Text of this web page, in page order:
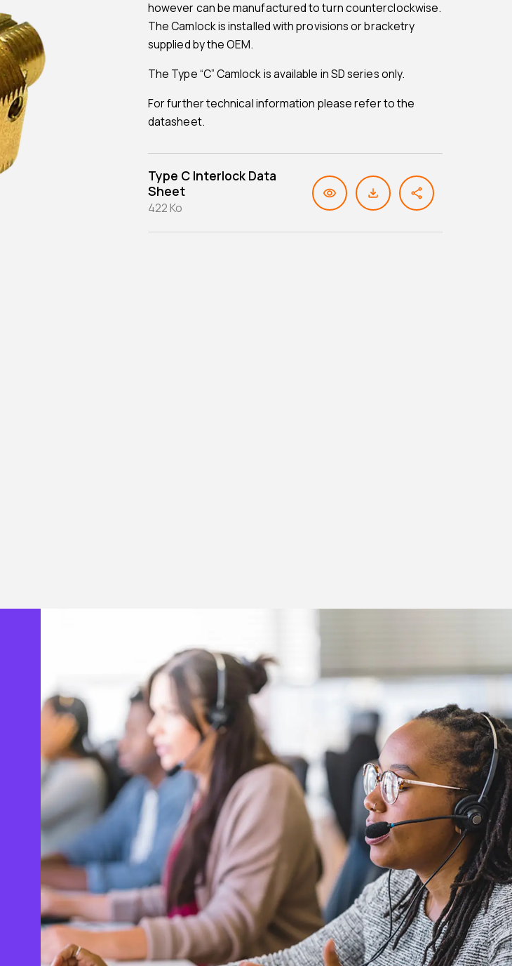
however can be manufactured to turn counterclockwise.
The Camlock is installed with provisions or bracketry
supplied by the OEM.
The Type “C” Camlock is available in SD series only.
For further technical information please refer to the
datasheet.
Type C Interlock Data
Sheet
422 Ko